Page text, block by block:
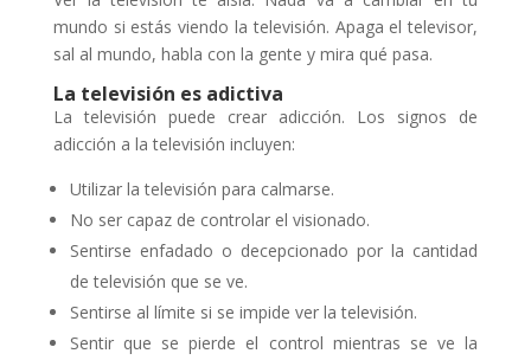
mundo si estás viendo la televisión. Apaga el televisor,
sal al mundo, habla con la gente y mira qué pasa.
La televisión es adictiva
La televisión puede crear adicción. Los signos de
adicción a la televisión incluyen:
Utilizar la televisión para calmarse.
No ser capaz de controlar el visionado.
Sentirse enfadado o decepcionado por la cantidad
de televisión que se ve.
Sentirse al límite si se impide ver la televisión.
Sentir que se pierde el control mientras se ve la